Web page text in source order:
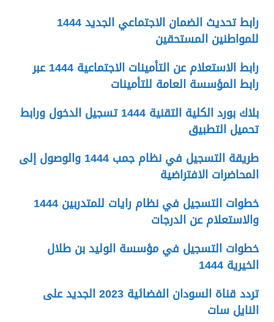
رابط تحديث الضمان الاجتماعي الجديد 1444
للمواطنين المستحقين
رابط الاستعلام عن التأمينات الاجتماعية 1444 عبر
رابط المؤسسة العامة للتأمينات
بلاك بورد الكلية التقنية 1444 تسجيل الدخول ورابط
تحميل التطبيق
طريقة التسجيل في نظام جمب 1444 والوصول إلى
المحاضرات الافتراضية
خطوات التسجيل في نظام رايات للمتدربين 1444
والاستعلام عن الدرجات
خطوات التسجيل في مؤسسة الوليد بن طلال
الخيرية 1444
تردد قناة السودان الفضائية 2023 الجديد على
النايل سات